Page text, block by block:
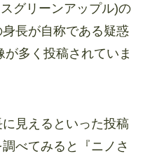
グリーンアップル)の
長が自称である疑惑
多く投稿されていま
見えるといった投稿
べてみると『ニノさ